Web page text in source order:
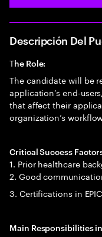
Descripción Del
The Role:
The candidate will be
application’s end-
that affect their
organization’s
Critical Success
1. Prior healthcare
2. Good
3. Certifications in
Main Responsibilities